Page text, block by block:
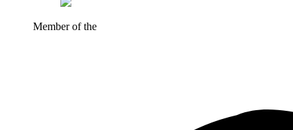
Member of the